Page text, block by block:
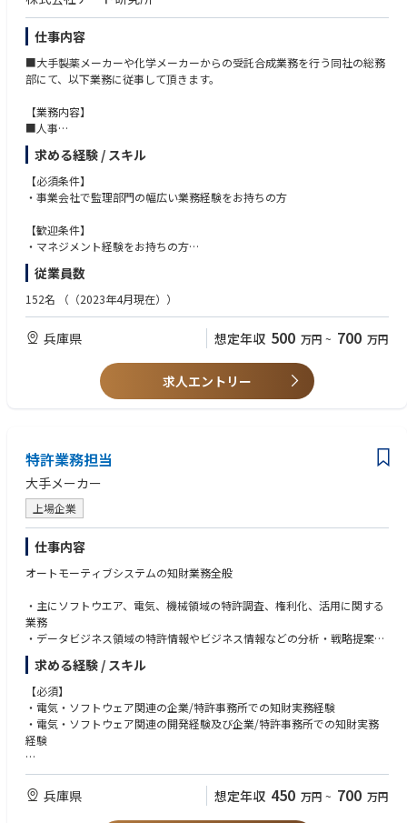
仕事内容
■大手製薬メーカーや化学メーカーからの受託合成業務を行う同社の総務
部にて、以下業務に従事して頂きます。
【業務内容】
■人事
・採用（新卒、中途）
・給与計算
・勤怠管理
・就業規則他人事労務に関する規程類の制定と改変業務
・社会保険関係取扱業務
・メンバーマネジメントおよび経営層へのレポーティング
■経理
・日次、月次、年次決算対応
・会計監査対応
・立替経費精算
・固定資産管理
・与信管理補助
■総務法務
・会社法他法務的業務
・契約書作成、審査業務
・コンプライアンス、リスクアセスメント対応業務
・会社財産管理業務
・ヘルプデスク対応
・社内IT機器（PC、スマホ等）の管理、キッティング作業
【組織構成】総務部7名 尼崎5名 神戸2名（システム担当）
【同社について】
有機/無機/金属/ナノ複合材料/製薬などファインケミカル、機能性材料の
合成研究開発企業として裾野広く対応しています（独立系のため、大手製
薬・化学企業と業種を選ばず多数取引）。
・従業員の9割が研究職であり、研究開発はチームを組んで行います。予
算も比較的潤沢にあり、自身である程度テーマを設定して研究できる環境
求める経験 / スキル
【必須条件】
・事業会社で監理部門の幅広い業務経験をお持ちの方
【歓迎条件】
・マネジメント経験をお持ちの方
・コミュニケーション能力をお持ちの方
従業員数
152名 （（2023年4月現在））
兵庫県 想定年収 500 万円 ~ 700 万円
求人エントリー
特許業務担当
大手メーカー
上場企業
仕事内容
オートモーティブシステムの知財業務全般
・主にソフトウエア、電気、機械領域の特許調査、権利化、活用に関する
業務
・データビジネス領域の特許情報やビジネス情報などの分析・戦略提案業
務
・サービス提供前に他社権利を侵害しないかどうかを調査する業務など
【仕事の魅力】
・新たな収益の柱となる成長領域での活動であり貢献度が非常に高い。
・同社の従来ビジネスとは異なる技術領域であるため、IPインテリジェン
ス機能などを駆使して開発部門をサポートするやりがい。
財活動に携わることで、プロフェッショナルとしてのキャリア形成が可
能。
求める経験 / スキル
【必須】
・電気・ソフトウェア関連の企業/特許事務所での知財実務経験
・電気・ソフトウェア関連の開発経験及び企業/特許事務所での知財実務
経験
【歓迎】
・オートモーティブシステム関連の開発経験/知財実務経験
・弁理士または知的財産管理技能士2級以上の資格をお持ちの方
兵庫県 想定年収 450 万円 ~ 700 万円